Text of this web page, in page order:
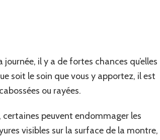
il y a de fortes chances qu’elles
soit le soin que vous y apportez, il est
ou rayées.
certaines peuvent endommager les
visibles sur la surface de la montre,